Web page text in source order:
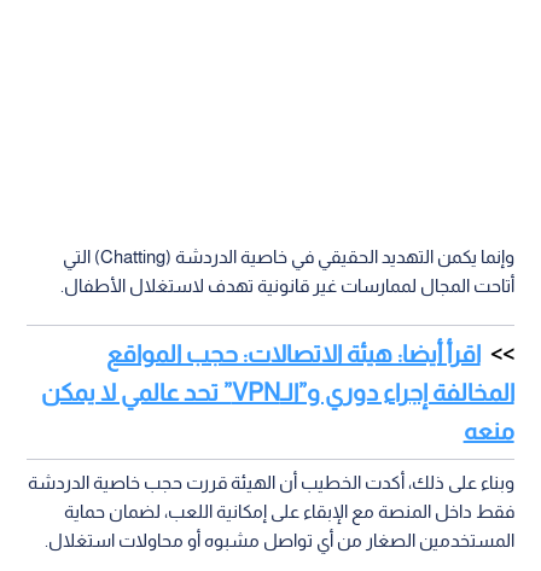
وإنما يكمن التهديد الحقيقي في خاصية الدردشة (Chatting) التي
أتاحت المجال لممارسات غير قانونية تهدف لاستغلال الأطفال.
اقرأ أيضا: هيئة الاتصالات: حجب المواقع
المخالفة إجراء دوري و”الـVPN” تحد عالمي لا يمكن
منعه
وبناء على ذلك، أكدت الخطيب أن الهيئة قررت حجب خاصية الدردشة
فقط داخل المنصة مع الإبقاء على إمكانية اللعب، لضمان حماية
المستخدمين الصغار من أي تواصل مشبوه أو محاولات استغلال.